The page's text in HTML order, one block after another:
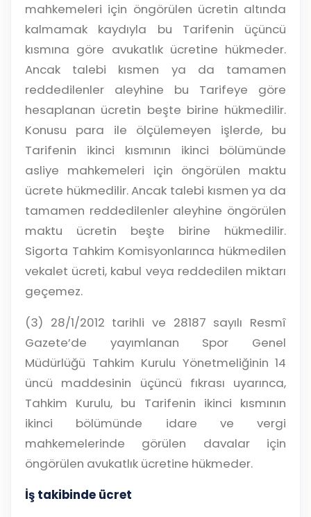
mahkemeleri için öngörülen ücretin altında
kalmamak kaydıyla bu Tarifenin üçüncü
kısmına göre avukatlık ücretine hükmeder.
Ancak talebi kısmen ya da tamamen
reddedilenler aleyhine bu Tarifeye göre
hesaplanan ücretin beşte birine hükmedilir.
Konusu para ile ölçülemeyen işlerde, bu
Tarifenin ikinci kısmının ikinci bölümünde
asliye mahkemeleri için öngörülen maktu
ücrete hükmedilir. Ancak talebi kısmen ya da
tamamen reddedilenler aleyhine öngörülen
maktu ücretin beşte birine hükmedilir.
Sigorta Tahkim Komisyonlarınca hükmedilen
vekalet ücreti, kabul veya reddedilen miktarı
geçemez.
(3) 28/1/2012 tarihli ve 28187 sayılı Resmî
Gazete’de yayımlanan Spor Genel
Müdürlüğü Tahkim Kurulu Yönetmeliğinin 14
üncü maddesinin üçüncü fıkrası uyarınca,
Tahkim Kurulu, bu Tarifenin ikinci kısmının
ikinci bölümünde idare ve vergi
mahkemelerinde görülen davalar için
öngörülen avukatlık ücretine hükmeder.
İş takibinde ücret